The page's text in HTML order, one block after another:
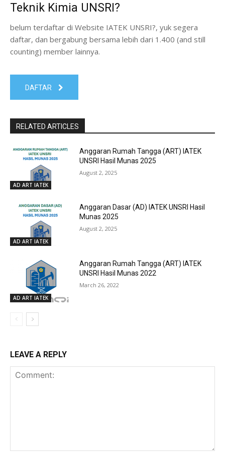
Teknik Kimia UNSRI?
belum terdaftar di Website IATEK UNSRI?, yuk segera
daftar, dan bergabung bersama lebih dari 1.400 (and still
counting) member lainnya.
DAFTAR
RELATED ARTICLES
AD ART IATEK
Anggaran Rumah Tangga (ART) IATEK
UNSRI Hasil Munas 2025
August 2, 2025
AD ART IATEK
Anggaran Dasar (AD) IATEK UNSRI Hasil
Munas 2025
August 2, 2025
AD ART IATEK
Anggaran Rumah Tangga (ART) IATEK
UNSRI Hasil Munas 2022
March 26, 2022
LEAVE A REPLY